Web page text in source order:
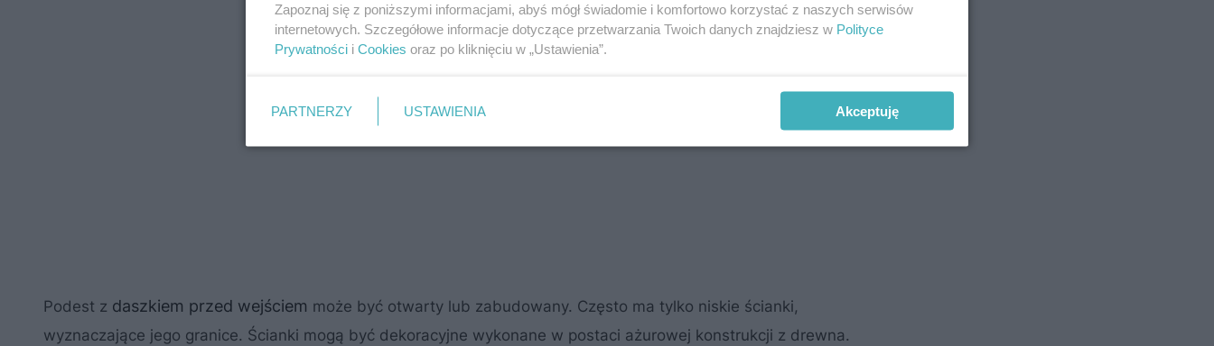
Podest z daszkiem przed wejściem może być otwarty lub zabudowany. Często ma tylko niskie ścianki,
wyznaczające jego granice. Ścianki mogą być dekoracyjne wykonane w postaci ażurowej konstrukcji z drewna.
Zapoznaj się z poniższymi informacjami, abyś mógł świadomie i komfortowo korzystać z naszych serwisów
internetowych. Szczegółowe informacje dotyczące przetwarzania Twoich danych znajdziesz w Polityce
Prywatności i Cookies oraz po kliknięciu w „Ustawienia”.
PARTNERZY USTAWIENIA Akceptuję